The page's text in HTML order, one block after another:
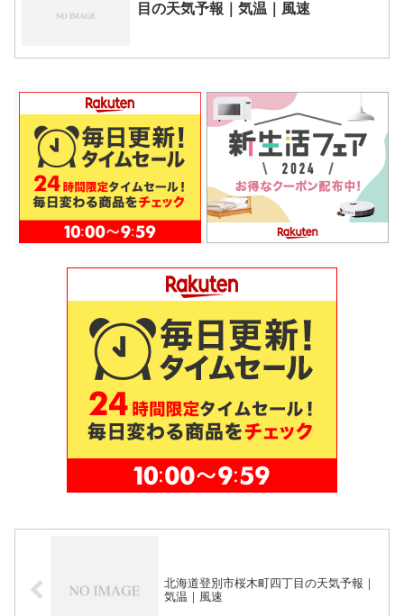
目の天気予報｜気温｜風速
北海道登別市桜木町四丁目の天気予報｜
気温｜風速